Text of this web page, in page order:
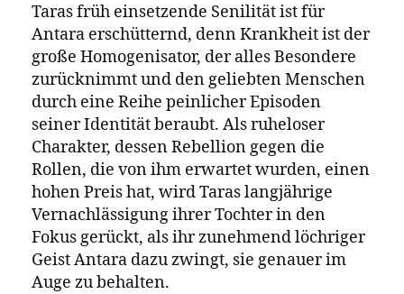
Taras früh einsetzende Senilität ist für
Antara erschütternd, denn Krankheit ist der
große Homogenisator, der alles Besondere
zurücknimmt und den geliebten Menschen
durch eine Reihe peinlicher Episoden
seiner Identität beraubt. Als ruheloser
Charakter, dessen Rebellion gegen die
Rollen, die von ihm erwartet wurden, einen
hohen Preis hat, wird Taras langjährige
Vernachlässigung ihrer Tochter in den
Fokus gerückt, als ihr zunehmend löchriger
Geist Antara dazu zwingt, sie genauer im
Auge zu behalten.